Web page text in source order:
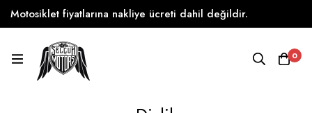
Motosiklet fiyatlarına nakliye ücreti dahil değildir.
0